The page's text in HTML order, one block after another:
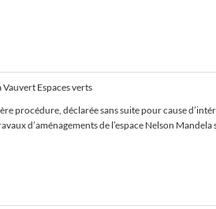
Espaces verts
procédure, déclarée sans suite pour cause
d’aménagements de l’espace Nelson